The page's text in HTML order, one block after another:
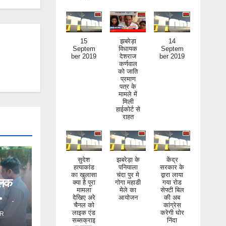
ने
15
Septem
ber 2019
झबरेड़ा
विधायक
देशराज
कर्णवाल
को जाति
प्रमाण
पत्र के
मामले में
मिली
हाईकोर्ट से
राहत
14
Septem
ber 2019
सुदेश
हत्याकांड
का खुलासा
क्या है पूरा
मामला
देखिए अरे
चैनल को
लाइक एंड
सब्सक्राइ
ब जरूर
झबरेड़ा के
पनियाला
चंदा पुर मे
गोगा महाडी
मेले का
आयोजन
केंद्र
सरकार के
द्वारा लाया
गया रोड
सेफ्टी बिल
की अब
कांग्रेस
करेगी घोर
निंदा